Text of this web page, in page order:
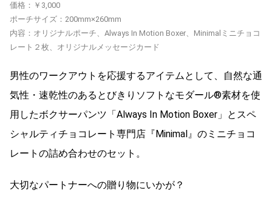
価格：￥3,000
ポーチサイズ：200mm×260mm
内容：オリジナルポーチ、Always In Motion Boxer、Minimalミニチョコ
レート２枚、オリジナルメッセージカード
男性のワークアウトを応援するアイテムとして、自然な通
気性・速乾性のあるとびきりソフトなモダール®素材を使
用したボクサーパンツ「Always In Motion Boxer」とスペ
シャルティチョコレート専門店『Minimal』のミニチョコ
レートの詰め合わせのセット。
大切なパートナーへの贈り物にいかが？